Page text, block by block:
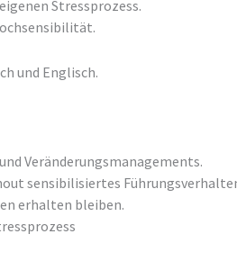
Stressprozess.
und Englisch.
Veränderungsmanagements.
sensibilisiertes
erhalten bleiben.